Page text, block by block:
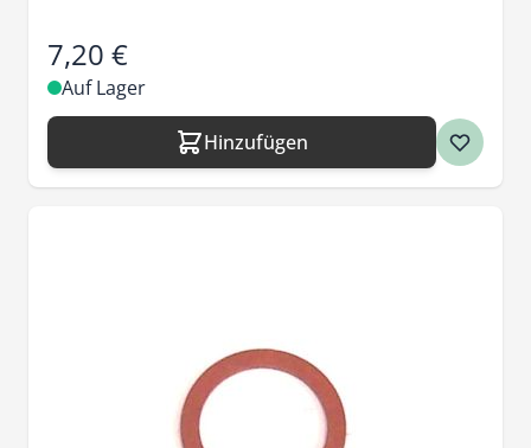
7,20 €
Auf Lager
Hinzufügen